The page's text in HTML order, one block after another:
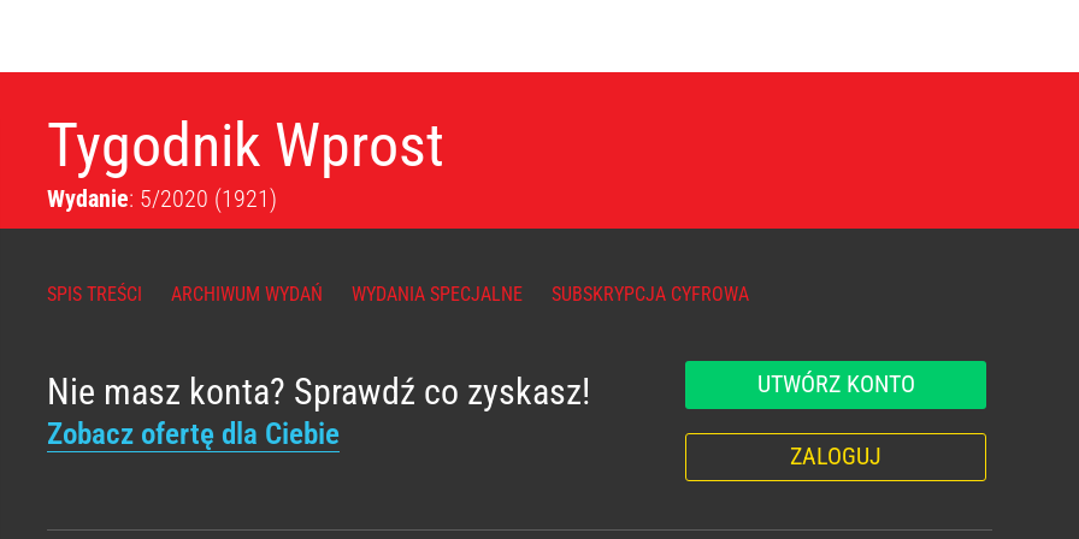
Tygodnik Wprost
Wydanie: 5/2020 (1921)
SPIS TREŚCI ARCHIWUM WYDAŃ WYDANIA SPECJALNE SUBSKRYPCJA CYFROWA
Nie masz konta? Sprawdź co zyskasz!
Zobacz ofertę dla Ciebie
UTWÓRZ KONTO
ZALOGUJ